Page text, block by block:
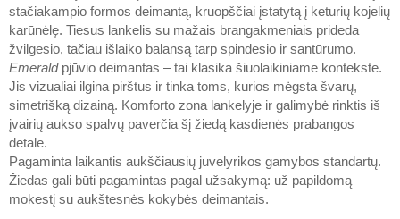
stačiakampio formos deimantą, kruopščiai įstatytą į keturių kojelių
karūnėlę. Tiesus lankelis su mažais brangakmeniais prideda
žvilgesio, tačiau išlaiko balansą tarp spindesio ir santūrumo.
Emeraldpjūvio deimantas – tai klasika šiuolaikiniame kontekste.
Jis vizualiai ilgina pirštus ir tinka toms, kurios mėgsta švarų,
simetrišką dizainą. Komforto zona lankelyje ir galimybė rinktis iš
įvairių aukso spalvų paverčia šį žiedą kasdienės prabangos
detale.
Pagaminta laikantis aukščiausių juvelyrikos gamybos standartų.
Žiedas gali būti pagamintas pagal užsakymą: už papildomą
mokestį su aukštesnės kokybės deimantais.